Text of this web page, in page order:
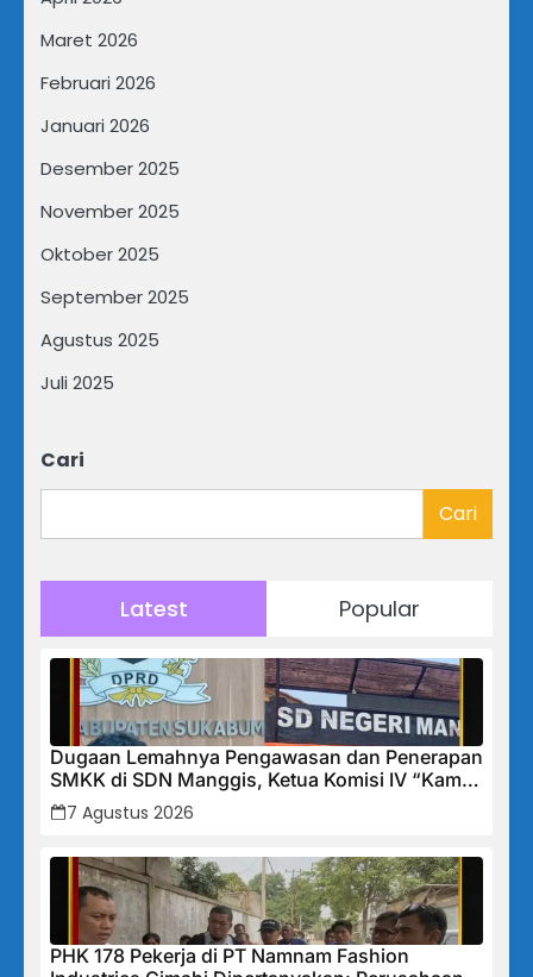
Maret 2026
Februari 2026
Januari 2026
Desember 2025
November 2025
Oktober 2025
September 2025
Agustus 2025
Juli 2025
Cari
Cari
Latest Popular
Dugaan Lemahnya Pengawasan dan Penerapan
SMKK di SDN Manggis, Ketua Komisi IV “Kami
Tidak Akan Segan Menindak”
7 Agustus 2026
PHK 178 Pekerja di PT Namnam Fashion